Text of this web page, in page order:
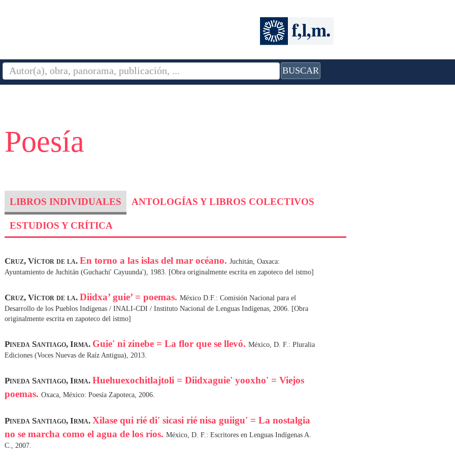
BUSCAR
LIBROS INDIVIDUALES ANTOLOGÍAS Y LIBROS COLECTIVOS
ESTUDIOS Y CRÍTICA
Cruz, Víctor de la. En torno a las islas del mar océano. Juchitán, Oaxaca:
Ayuntamiento de Juchitán (Guchachi' Cayuunda'), 1983. [Obra originalmente escrita en zapoteco del istmo]
Cruz, Víctor de la. Diidxa’ guie’ = poemas. México D.F.: Comisión Nacional para el
Desarrollo de los Pueblos Indígenas / INALI-CDI / Instituto Nacional de Lenguas Indígenas, 2006. [Obra
originalmente escrita en zapoteco del istmo]
Pineda Santiago, Irma. Guie' ni zinebe = La flor que se llevó. México, D. F.: Pluralia
Ediciones (Voces Nuevas de Raíz Antigua), 2013.
Pineda Santiago, Irma. Huehuexochitlajtoli = Diidxaguie' yooxho' = Viejos
poemas. Oxaca, México: Poesía Zapoteca, 2006.
Pineda Santiago, Irma. Xilase qui rié di' sicasi rié nisa guiigu' = La nostalgia
no se marcha como el agua de los ríos. México, D. F.: Escritores en Lenguas Indígenas A.
C., 2007.